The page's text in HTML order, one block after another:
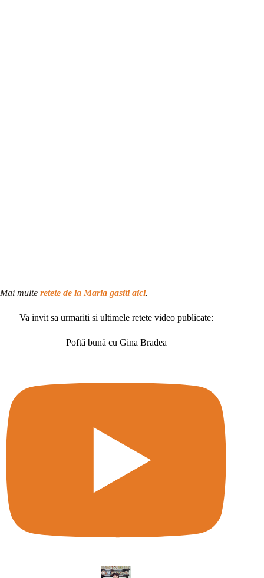
Mai multe retete de la Maria gasiti aici.
Va invit sa urmariti si ultimele retete video publicate:
Poftă bună cu Gina Bradea